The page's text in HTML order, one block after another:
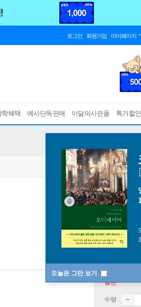
로그인 회원가입 마이페이지
학혜택 예사단독판매 이달의사은품 특가할인
오늘은 그만 보기
절판
수량